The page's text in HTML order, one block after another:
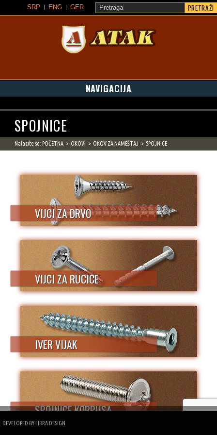
PRETRAŽI
SRP ENG GER
NAVIGACIJA
SPOJNICE
Nalazite se: POČETNA OKOVI OKOV ZA NAMEŠTAJ SPOJNICE
VIJCI ZA DRVO
VIJCI ZA RUCICE
IVER VIJAK
SPOJNICE KORPUSA
DEVELOPED BY LIBRA DESIGN